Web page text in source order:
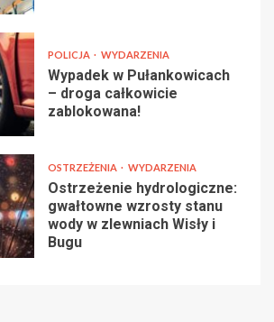
POLICJA WYDARZENIA
Wypadek w Pułankowicach
– droga całkowicie
zablokowana!
OSTRZEŻENIA WYDARZENIA
Ostrzeżenie hydrologiczne:
gwałtowne wzrosty stanu
wody w zlewniach Wisły i
Bugu